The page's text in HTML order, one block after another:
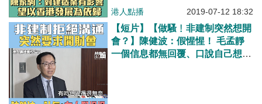
港人點播 2019-07-12 18:32
【短片】【做騷﹗非建制突然想開
會？】陳健波：假惺惺！ 毛孟靜
一個信息都無回覆、口說自己想解